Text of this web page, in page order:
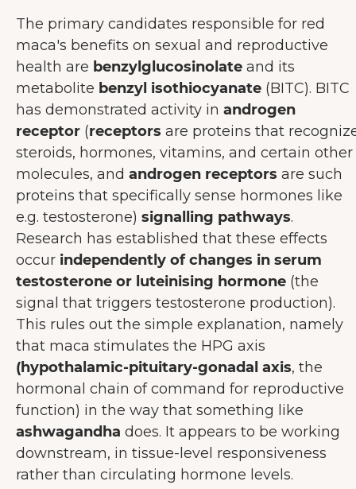
The primary candidates responsible for red
maca's benefits on sexual and reproductive
health are benzylglucosinolate and its
metabolite benzyl isothiocyanate (BITC). BITC
has demonstrated activity in androgen
receptor (receptors are proteins that
steroids, hormones, vitamins, and certain other
molecules, and androgen receptors are such
proteins that specifically sense hormones like
e.g. testosterone) signalling pathways.
Research has established that these effects
occur independently of changes in serum
testosterone or luteinising hormone (the
signal that triggers testosterone production).
This rules out the simple explanation, namely
that maca stimulates the HPG axis
(hypothalamic-pituitary-gonadal axis, the
hormonal chain of command for reproductive
function) in the way that something like
ashwagandha does. It appears to be working
downstream, in tissue-level responsiveness
rather than circulating hormone levels.